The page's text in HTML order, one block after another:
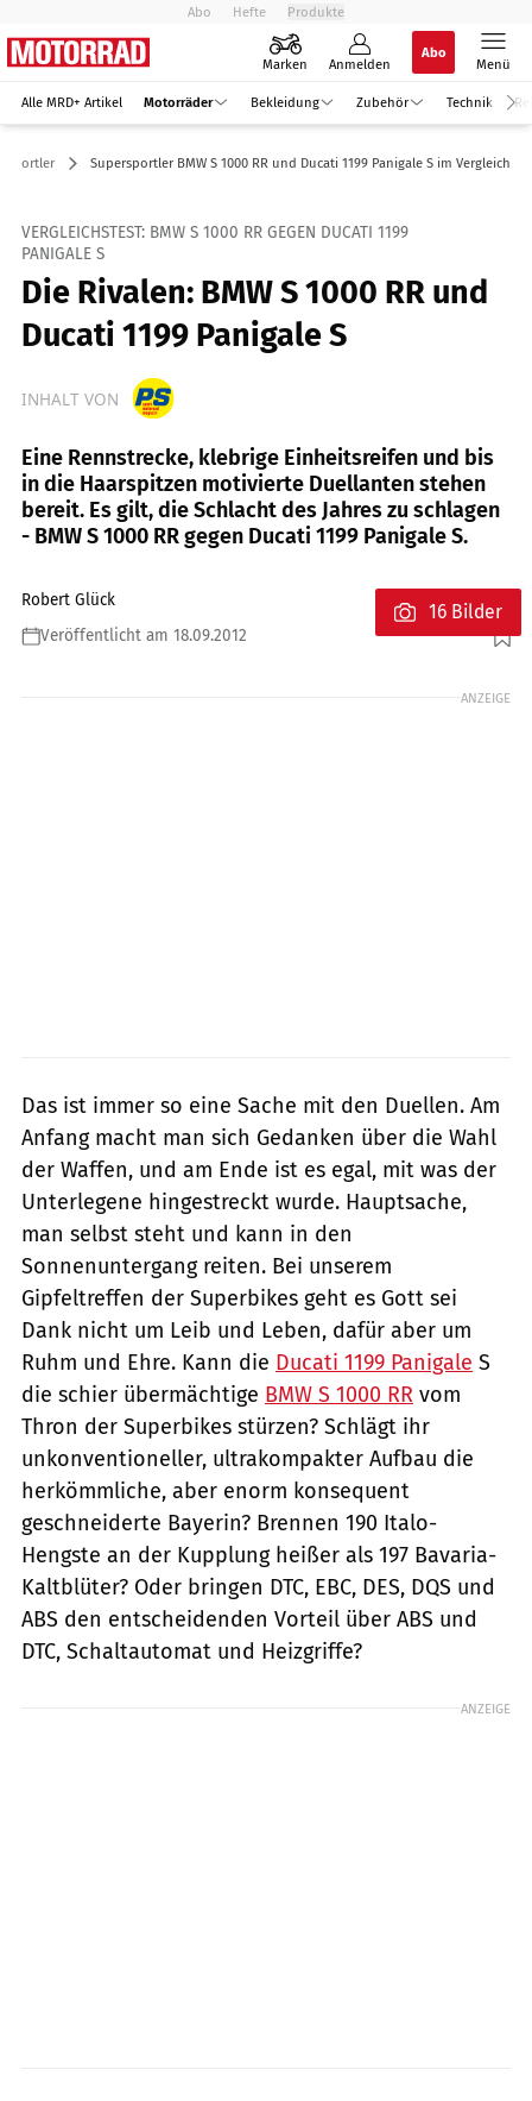
Abo Hefte Produkte
Marken Anmelden
Abo
Menü
Alle MRD+ Artikel Motorräder Bekleidung Zubehör Technik
Supersportler BMW S 1000 RR und Ducati 1199 Panigale S im Vergleich
VERGLEICHSTEST: BMW S 1000 RR GEGEN DUCATI 1199
PANIGALE S
Die Rivalen: BMW S 1000 RR und
Ducati 1199 Panigale S
INHALT VON
Eine Rennstrecke, klebrige Einheitsreifen und bis
in die Haarspitzen motivierte Duellanten stehen
bereit. Es gilt, die Schlacht des Jahres zu schlagen
- BMW S 1000 RR gegen Ducati 1199 Panigale S.
Robert Glück
Veröffentlicht am 18.09.2012
Foto: Jahn
16 Bilder
ANZEIGE
Das ist immer so eine Sache mit den Duellen. Am
Anfang macht man sich Gedanken über die Wahl
der Waffen, und am Ende ist es egal, mit was der
Unterlegene hingestreckt wurde. Hauptsache,
man selbst steht und kann in den
Sonnenuntergang reiten. Bei unserem
Gipfeltreffen der Superbikes geht es Gott sei
Dank nicht um Leib und Leben, dafür aber um
Ruhm und Ehre. Kann die Ducati 1199 Panigale S
die schier übermächtige BMW S 1000 RR vom
Thron der Superbikes stürzen? Schlägt ihr
unkonventioneller, ultrakompakter Aufbau die
herkömmliche, aber enorm konsequent
geschneiderte Bayerin? Brennen 190 Italo-
Hengste an der Kupplung heißer als 197 Bavaria-
Kaltblüter? Oder bringen DTC, EBC, DES, DQS und
ABS den entscheidenden Vorteil über ABS und
DTC, Schaltautomat und Heizgriffe?
ANZEIGE